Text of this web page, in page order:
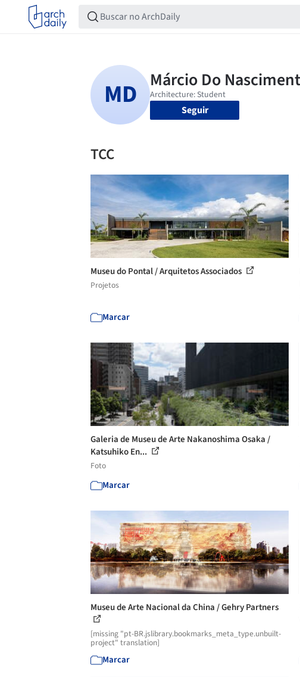
Seguir
TCC
Museu do Pontal / Arquitetos Associados
Projetos
Marcar
Galeria de Museu de Arte Nakanoshima Osaka /
Katsuhiko En...
Foto
Marcar
Museu de Arte Nacional da China / Gehry Partners
[missing "pt-BR.jslibrary.bookmarks_meta_type.unbuilt-
project" translation]
Marcar